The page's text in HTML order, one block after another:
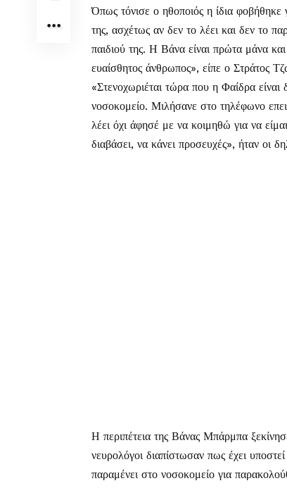
Όπως τόνισε ο ηθοποιός η ίδια
της, ασχέτως αν δεν το λέει και δεν το
παιδιού της. Η Βάνα είναι πρώτα μάνα
ευαίσθητος άνθρωπος», είπε ο Στράτος
«Στενοχωριέται τώρα που η Φαίδρα
νοσοκομείο. Μιλήσανε στο τηλέφωνο
λέει όχι άφησέ με να κοιμηθώ για να
διαβάσει, να κάνει προσευχές», ήταν
Η περιπέτεια της Βάνας Μπάρμπα
νευρολόγοι διαπίστωσαν πως έχει
παραμένει στο νοσοκομείο για